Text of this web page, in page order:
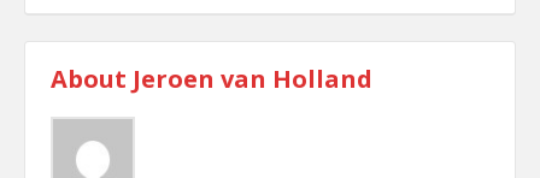
About Jeroen van Holland